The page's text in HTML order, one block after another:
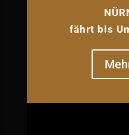
fährt bis